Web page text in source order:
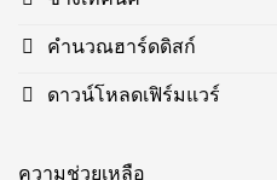
คำนวณฮาร์ดดิสก์
ดาวน์โหลดเฟิร์มแวร์
ความช่วยเหลือ